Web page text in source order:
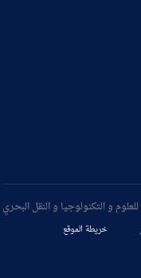
خريطة الموقع